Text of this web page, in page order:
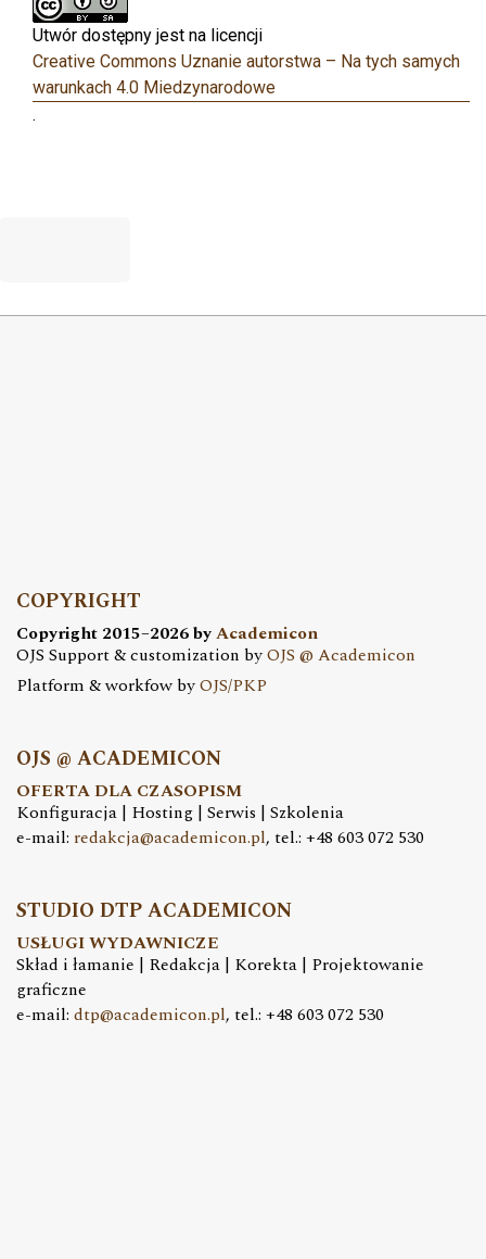
Utwór dostępny jest na licencji
Creative Commons Uznanie autorstwa – Na tych samych
warunkach 4.0 Miedzynarodowe
.
COPYRIGHT
Copyright 2015–2026 byAcademicon
OJS Support & customization byOJS @ Academicon
Platform & workfow byOJS/PKP
OJS @ ACADEMICON
OFERTA DLA CZASOPISM
Konfiguracja | Hosting | Serwis | Szkolenia
e-mail: redakcja@academicon.pl, tel.: +48 603 072 530
STUDIO DTP ACADEMICON
USŁUGI WYDAWNICZE
Skład i łamanie | Redakcja | Korekta | Projektowanie
graficzne
e-mail: dtp@academicon.pl, tel.: +48 603 072 530